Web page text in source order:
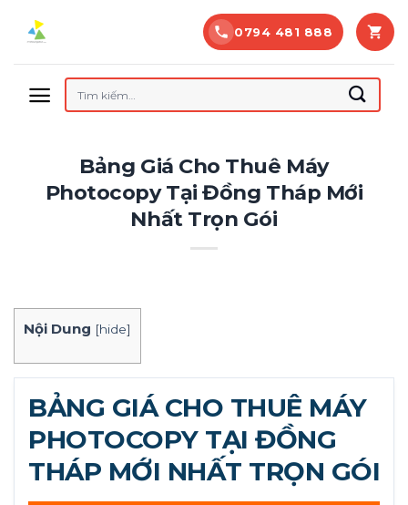
0794 481 888
Tìm
kiếm:
Bảng Giá Cho Thuê Máy
Photocopy Tại Đồng Tháp Mới
Nhất Trọn Gói
Nội Dung [hide]
BẢNG GIÁ CHO THUÊ MÁY
PHOTOCOPY TẠI ĐỒNG
THÁP MỚI NHẤT TRỌN GÓI